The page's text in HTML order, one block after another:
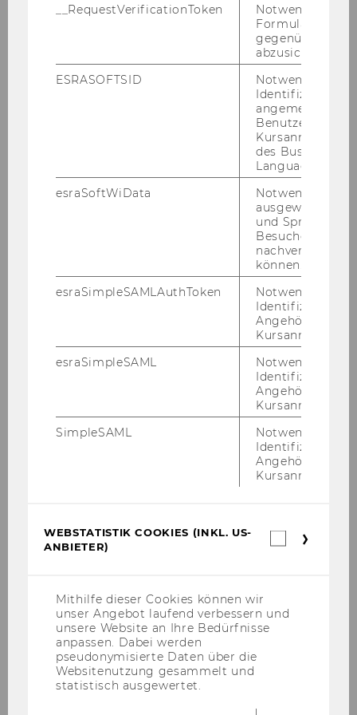
mi­nar (SRS)
WU FÖR­DER­MÖG­LICH­KEIT FÜR FOR­SCHUNGS­PRO­
JEK­TE
Department für Sozioökonomie
Events
Forschung
Intranet
__RequestVerificationToken
Notwendig, um
gegenüber
abzusichern.
ESRASOFTSID
Notwendig zur
Identifizierung
angemeldeten
Benutzers im
des Business
Language
esraSoftWiData
Notwendig um
ausgewählte
und
Besuchers
nachverfolgen
können.
esraSimpleSAMLAuthToken
Notwendig zur
Identifizierung
Angehörige/r für
Kursanmeldung.
esraSimpleSAML
Notwendig zur
Identifizierung
Angehörige/r für
Kursanmeldung.
SimpleSAML
Notwendig zur
Identifizierung
Angehörige/r für
Kursanmeldung.
WEBSTATISTIK COOKIES (INKL. US-
ANBIETER)
Mithilfe dieser Cookies können wir
unser Angebot laufend verbessern und
unsere Website an Ihre Bedürfnisse
anpassen. Dabei werden
pseudonymisierte Daten über die
Websitenutzung gesammelt und
statistisch ausgewertet.